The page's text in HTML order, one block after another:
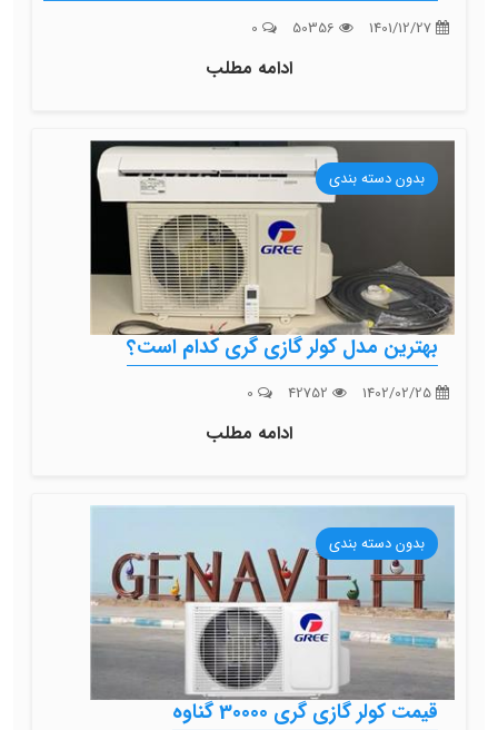
ادامه مطلب
بدون دسته بندی
بهترین مدل کولر گازی گری کدام است؟
ادامه مطلب
بدون دسته بندی
قیمت کولر گازی گری 30000 گناوه